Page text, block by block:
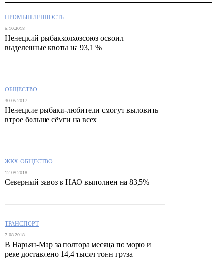
ПРОМЫШЛЕННОСТЬ
5.10.2018
Ненецкий рыбакколхозсоюз освоил
выделенные квоты на 93,1 %
ОБЩЕСТВО
30.05.2017
Ненецкие рыбаки-любители смогут выловить
втрое больше сёмги на всех
ЖКХ ОБЩЕСТВО
12.09.2018
Северный завоз в НАО выполнен на 83,5%
ТРАНСПОРТ
7.08.2018
В Нарьян-Мар за полтора месяца по морю и
реке доставлено 14,4 тысяч тонн груза